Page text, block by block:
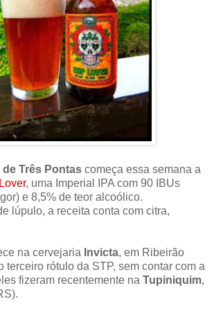
de Três Pontas começa essa semana a
, uma Imperial IPA com 90 IBUs
e 8,5% de teor alcoólico.
lúpulo, a receita conta com citra,
na cervejaria Invicta, em Ribeirão
terceiro rótulo da STP, sem contar com a
fizeram recentemente na Tupiniquim,